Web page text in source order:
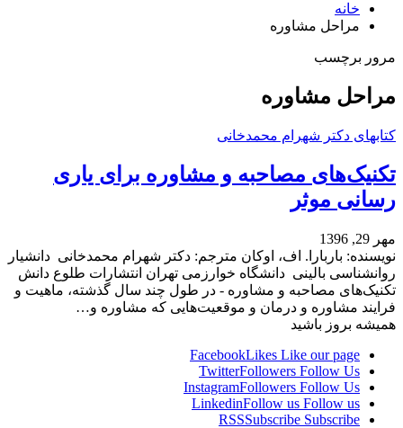
خانه
مراحل مشاوره
مرور برچسب
مراحل مشاوره
کتابهای دکتر شهرام محمدخانی
تکنیک‌های مصاحبه و مشاوره برای یاری
رسانی موثر
مهر 29, 1396
نویسنده: باربارا. اف، اوکان مترجم: دکتر شهرام محمدخانی دانشیار
روانشناسی بالینی دانشگاه خوارزمی تهران انتشارات طلوع دانش
تکنیک‌های مصاحبه و مشاوره - در طول چند سال گذشته، ماهیت و
فرایند مشاوره و درمان و موقعیت‌هایی که مشاوره و…
همیشه بروز باشید
FacebookLikes Like our page
TwitterFollowers Follow Us
InstagramFollowers Follow Us
LinkedinFollow us Follow us
RSSSubscribe Subscribe